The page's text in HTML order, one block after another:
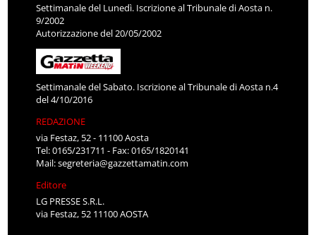
Settimanale del Lunedì. Iscrizione al Tribunale di Aosta n.
9/2002
Autorizzazione del 20/05/2002
Settimanale del Sabato. Iscrizione al Tribunale di Aosta n.4
del 4/10/2016
REDAZIONE
via Festaz, 52 - 11100 Aosta
Tel: 0165/231711 - Fax: 0165/1820141
Mail:segreteria@gazzettamatin.com
Editore
LG PRESSE S.R.L.
via Festaz, 52 11100 AOSTA